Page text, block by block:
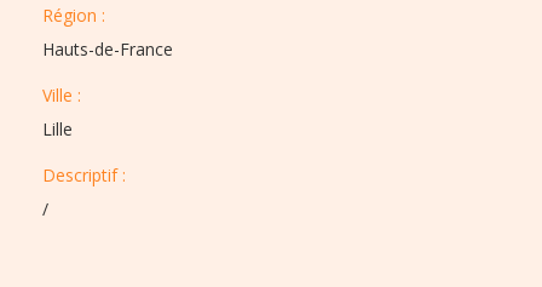
Région :​​
Hauts-de-France
Ville :​​
Lille
Descriptif :​
/